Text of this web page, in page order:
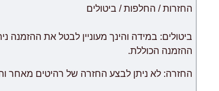
לאיחור.
צוות האתר עושה כל המאמצים על מנת לצמצם
החנות אינה אחראית לכל עיכוב.
ריהוט מקטגוריית "רהיטים מודולריים
החזרות / החלפות / ביטולים
ההזמנה הכוללת.
החזרה: לא ניתן לבצע החזרה של רהיטים מאחר